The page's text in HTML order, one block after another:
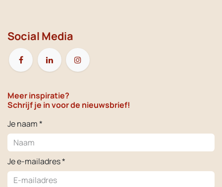
Social Media
Meer inspiratie?
Schrijf je in voor de nieuwsbrief!
Je naam *
Je e-mailadres *